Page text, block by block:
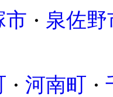
市 ・ 泉佐野
・ 河南町 ・